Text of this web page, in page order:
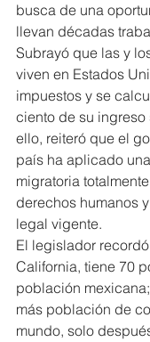
busca de una
llevan décadas
Subrayó que las y
viven en Estados
impuestos y se
ciento de su
ello, reiteró que el
país ha aplicado
migratoria
derechos humanos
legal vigente.
El legislador
California, tiene 70
población
más población de
mundo, solo